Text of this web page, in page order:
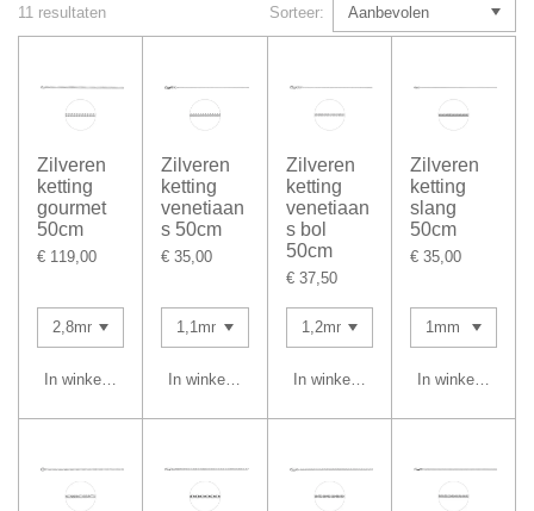
11 resultaten Sorteer:
Zilveren
ketting
gourmet
50cm
€ 119,00
In winkelwagen
Zilveren
ketting
venetiaan
s 50cm
€ 35,00
In winkelwagen
Zilveren
ketting
venetiaan
s bol
50cm
€ 37,50
In winkelwagen
Zilveren
ketting
slang
50cm
€ 35,00
In winkelwagen